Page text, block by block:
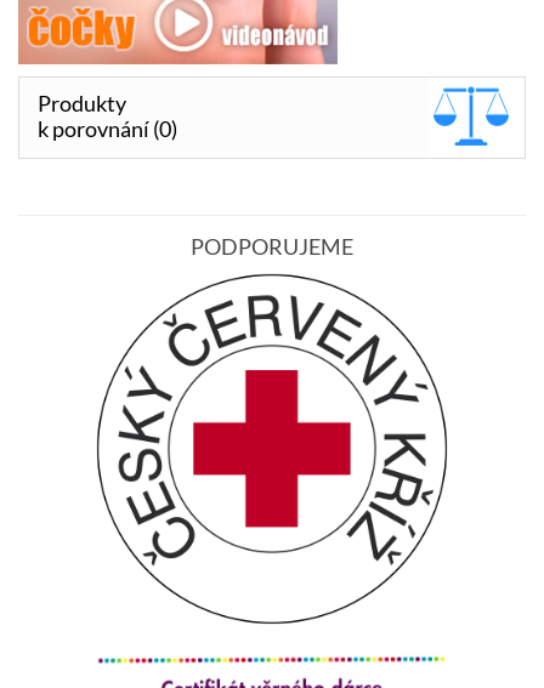
Produkty
k porovnání (0)
PODPORUJEME